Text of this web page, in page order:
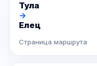
Тула
→
Елец
Страница маршрута